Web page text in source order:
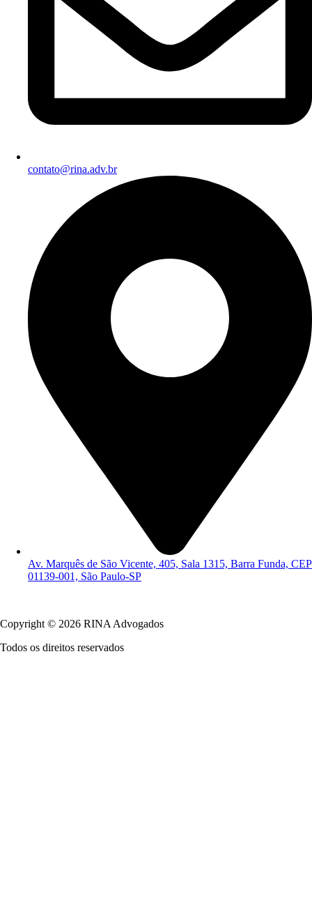
contato@rina.adv.br
Av. Marquês de São Vicente, 405, Sala 1315, Barra Funda, CEP
01139-001, São Paulo-SP
Copyright © 2026 RINA Advogados
Todos os direitos reservados